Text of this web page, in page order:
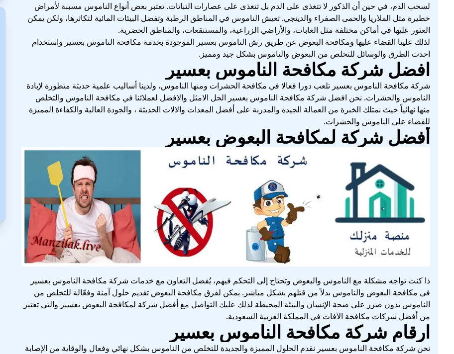
لسحب الدم، في حين أن الذكور لا تتغذى على الدم بل تتغذى على عصارات النباتات. تعتبر بعض أنواع الناموس مسببة لأمراض
خطيرة مثل الملاريا والحمى الصفراء والدينجي. تعيش الناموس في المناطق الرطبة وتفضل البيئات المائية لتكاثرها، ولكن يمكن
العثور عليها في أماكن مختلفة مثل الغابات، والأراضي الزراعية، والمستنقعات، والمناطق الحضرية.
لذلك علينا القضاء عليها ومكافحة البعوض عن طريق رش الناموس بعسير الموجودة بخدمة مكافحة الناموس بعسير واستخدام
احدث الطرق والوسائل للتخلص من البعوض والناموس بشكل جيد ومميز.
افضل شركة مكافحة الناموس بعسير
شركة مكافحة الناموس بعسير تلعب دورا فعالا في مكافحة الحشرات ومنها الناموس، ولدينا أساليب علمية حديثة متطورة لإبادة
الناموس والحشرات. نحن افضل شركة مكافحة الناموس بعسير الحل الامثل والافضل لعملائنا في مكافحة الناموس والتخلص
منها نهائياً حيث نمتلك الخبرة من العمالة الجيدة والمدربة على أفضل المعدات والالات الحديثة ، والجودة العالية والكفاءة المميزة
للقضاء على الناموس والحشرات.
أفضل شركة لمكافحة البعوض بعسير
ذا كنت تواجه مشكلة مع الناموس والبعوض وتحتاج إلى التحكم فيهم، يُفضل التعاون مع خدمات شركة مكافحة الناموس بعسير
في مكافحة البعوض والناموس بدلاً من قتلهم بشكل مباشر. يمكن لفرق مكافحة البعوض تقديم حلول آمنة وفعّالة للتخلص من
الناموس بدون ضرر على صحة الإنسان والبيئة المحيطة لذلك عليك التواصل مع أفضل شركة لمكافحة البعوض بعسير والتي تعتبر
من أفضل شركات مكافحة الآفات في المملكة العربية السعودية.
ارقام شركة مكافحة الناموس بعسير
نحن شركة مكافحة الناموس بعسير نقدم الحلول المميزة والجديدة للتخلص من الناموس بشكل نهائي وفعال والوقاية من الإصابة